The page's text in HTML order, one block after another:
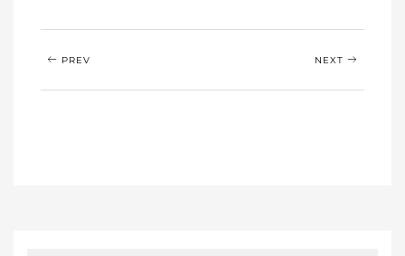
PREV NEXT